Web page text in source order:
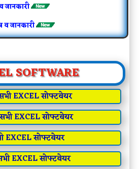
जानकारी
व जानकारी
SOFTWARE
EXCEL सोफ्टवेयर
EXCEL सोफ्टवेयर
EXCEL सोफ्टवेयर
EXCEL सोफ्टवेयर